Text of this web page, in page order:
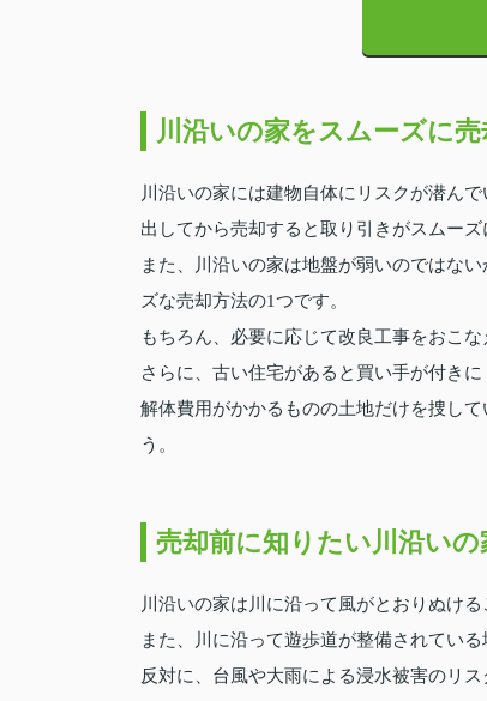
川沿いの家をスムーズに
川沿いの家には建物自体にリスクが潜ん
出してから売却すると取り引きがスムーズ
また、川沿いの家は地盤が弱いのではな
ズな売却方法の1つです。
もちろん、必要に応じて改良工事をおこ
さらに、古い住宅があると買い手が付き
解体費用がかかるものの土地だけを捜し
う。
売却前に知りたい川沿い
川沿いの家は川に沿って風がとおりぬけ
また、川に沿って遊歩道が整備されてい
反対に、台風や大雨による浸水被害のリ